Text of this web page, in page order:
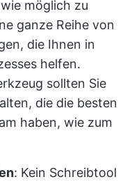
möglich zu
ganze Reihe von
die Ihnen in
helfen.
sollten Sie
die die besten
haben, wie zum
: Kein Schreibtool